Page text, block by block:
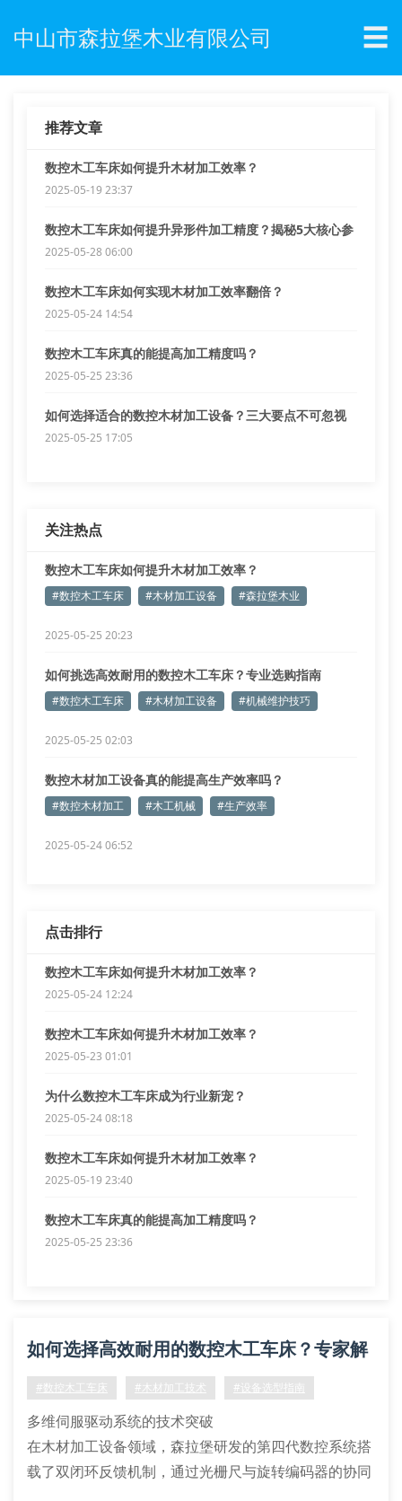
中山市森拉堡木业有限公司 ☰
推荐文章
数控木工车床如何提升木材加工效率？
2025-05-19 23:37
数控木工车床如何提升异形件加工精度？揭秘5大核心参
数
2025-05-28 06:00
数控木工车床如何实现木材加工效率翻倍？
2025-05-24 14:54
数控木工车床真的能提高加工精度吗？
2025-05-25 23:36
如何选择适合的数控木材加工设备？三大要点不可忽视
2025-05-25 17:05
关注热点
数控木工车床如何提升木材加工效率？
#数控木工车床 #木材加工设备 #森拉堡木业
2025-05-25 20:23
如何挑选高效耐用的数控木工车床？专业选购指南
#数控木工车床 #木材加工设备 #机械维护技巧
2025-05-25 02:03
数控木材加工设备真的能提高生产效率吗？
#数控木材加工 #木工机械 #生产效率
2025-05-24 06:52
点击排行
数控木工车床如何提升木材加工效率？
2025-05-24 12:24
数控木工车床如何提升木材加工效率？
2025-05-23 01:01
为什么数控木工车床成为行业新宠？
2025-05-24 08:18
数控木工车床如何提升木材加工效率？
2025-05-19 23:40
数控木工车床真的能提高加工精度吗？
2025-05-25 23:36
如何选择高效耐用的数控木工车床？专家解
析关键参数
#数控木工车床 #木材加工技术 #设备选型指南
多维伺服驱动系统的技术突破
在木材加工设备领域，森拉堡研发的第四代数控系统搭
载了双闭环反馈机制，通过光栅尺与旋转编码器的协同